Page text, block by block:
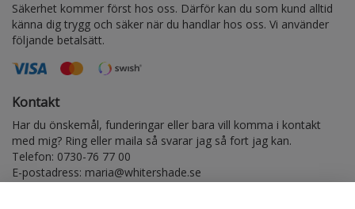
Säkerhet kommer först hos oss. Därför kan du som kund alltid
känna dig trygg och säker när du handlar hos oss. Vi använder
följande betalsätt.
Kontakt
Har du önskemål, funderingar eller bara vill komma i kontakt
med mig? Ring eller maila så svarar jag så fort jag kan.
Telefon: 0730-76 77 00
E-postadress: maria@whitershade.se